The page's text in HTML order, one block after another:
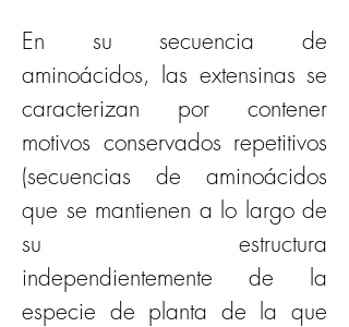
En su secuencia de
aminoácidos, las extensinas se
caracterizan por contener
motivos conservados repetitivos
(secuencias de aminoácidos
que se mantienen a lo largo de
su estructura
independientemente de la
especie de planta de la que